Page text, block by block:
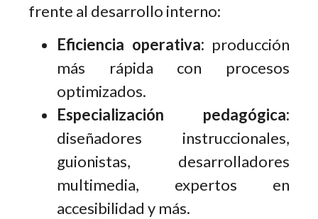
frente al desarrollo interno:
Eficiencia operativa: producción
más rápida con procesos
optimizados.
Especialización pedagógica:
diseñadores instruccionales,
guionistas, desarrolladores
multimedia, expertos en
accesibilidad y más.